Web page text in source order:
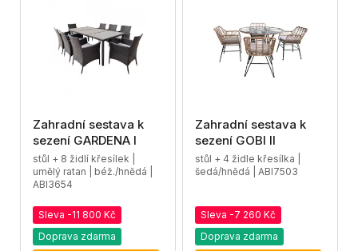
Zahradní sestava k
sezení GARDENA I
stůl + 8 židlí křesílek |
umělý ratan | béž./hnědá |
ABI3654
Sleva -11 800 Kč
Doprava zdarma
Zahradní sestava k
sezení GOBI II
stůl + 4 židle křesílka |
šedá/hnědá | ABI7503
Sleva -7 260 Kč
Doprava zdarma